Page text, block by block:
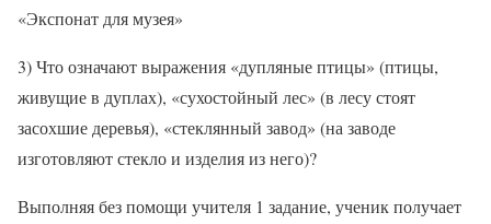
«Экспонат для музея»
3) Что означают выражения «дупляные птицы» (птицы,
живущие в дуплах), «сухостойный лес» (в лесу стоят
засохшие деревья), «стеклянный завод» (на заводе
изготовляют стекло и изделия из него)?
Выполняя без помощи учителя 1 задание, ученик получает